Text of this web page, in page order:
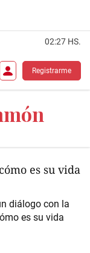
02:27 HS.
Registrarme
es su vida
diálogo con la
es su vida